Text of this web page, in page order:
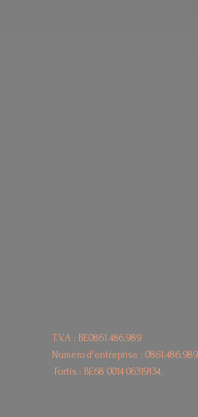
T.V.A : BE0861.486.989
Numéro d'entreprise : 0861.486.989
Fortis : BE680014 06319134.